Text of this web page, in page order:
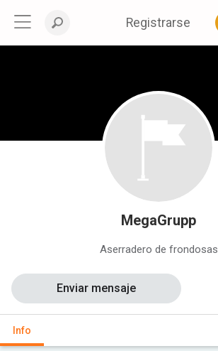
Registrarse
MegaGrupp
Aserradero de frondosas
Info
Enviar mensaje